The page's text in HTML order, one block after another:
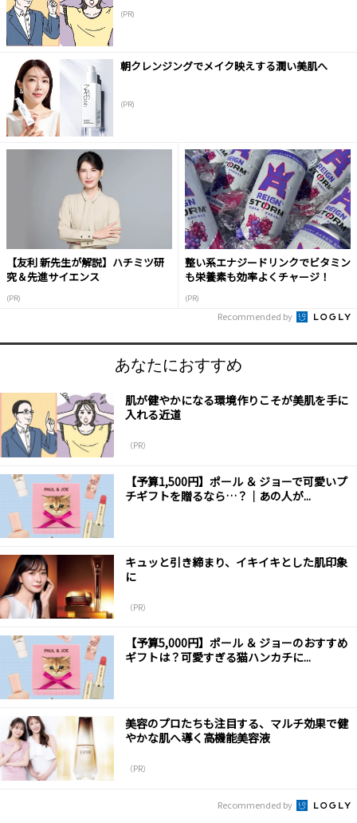
(PR)
朝クレンジングでメイク映えする潤い美肌へ
(PR)
【友利 新先生が解説】ハチミツ研
究＆先進サイエンス
(PR)
整い系エナジードリンクでビタミン
も栄養素も効率よくチャージ！
(PR)
Recommended by
あなたにおすすめ
肌が健やかになる環境作りこそが美肌を手に
入れる近道
（PR）
【予算1,500円】ポール ＆ ジョーで可愛いプ
チギフトを贈るなら…？｜あの人が...
キュッと引き締まり、イキイキとした肌印象
に
（PR）
【予算5,000円】ポール ＆ ジョーのおすすめ
ギフトは？可愛すぎる猫ハンカチに...
美容のプロたちも注目する、マルチ効果で健
やかな肌へ導く高機能美容液
（PR）
Recommended by